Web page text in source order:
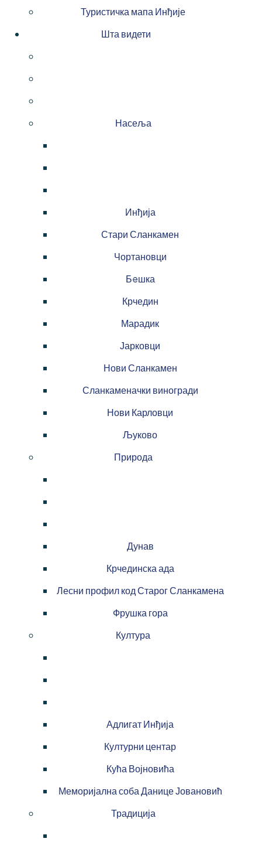
Туристичка мапа Инђије
Шта видети
Насеља
Инђија
Стари Сланкамен
Чортановци
Бeшка
Крчедин
Марадик
Јарковци
Нови Сланкамен
Сланкаменачки виногради
Нови Карловци
Љуково
Природа
Дунав
Крчединска ада
Лесни профил код Старог Сланкамена
Фрушка гора
Култура
Адлигат Инђија
Културни центар
Кућа Војновића
Меморијална соба Данице Јовановић
Традиција